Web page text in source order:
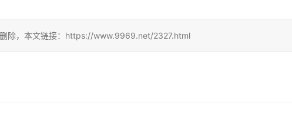
除，本文链接：https://www.9969.net/2327.html